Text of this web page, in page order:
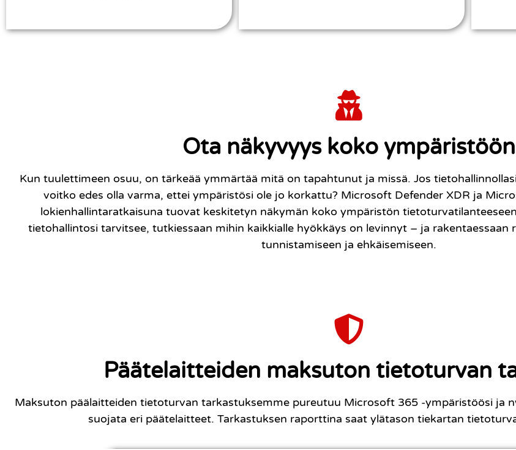
Ota näkyvyys koko ympäristöön
Kun tuulettimeen osuu, on tärkeää ymmärtää mitä on tapahtunut ja missä. Jos
voitko edes olla varma, ettei ympäristösi ole jo korkattu? Microsoft Defender XDR ja
lokienhallintaratkaisuna tuovat keskitetyn näkymän koko ympäristön
tietohallintosi tarvitsee, tutkiessaan mihin kaikkialle hyökkäys on levinnyt – ja rakentaessaan
tunnistamiseen ja ehkäisemiseen.
Päätelaitteiden maksuton tietoturvan
Maksuton päälaitteiden tietoturvan tarkastuksemme pureutuu Microsoft 365 -ympäristöösi ja
suojata eri päätelaitteet. Tarkastuksen raporttina saat ylätason tiekartan